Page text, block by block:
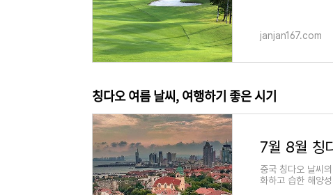
janjan167.com
칭다오 여름 날씨, 여행하기 좋은 시기
중국 칭다오 날씨
화하고 습한 해양